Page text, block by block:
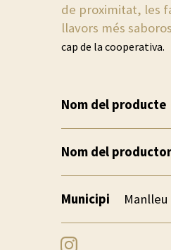
de proximitat, les
llavors més
cap de la cooperativa.
Nom del
Nom del
Municipi Manlleu